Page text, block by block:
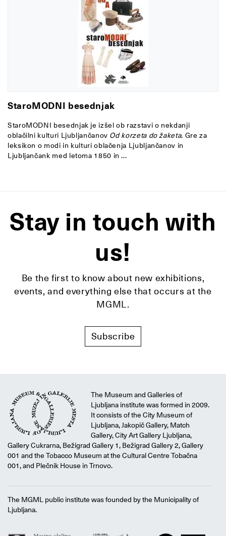
StaroMODNI besednjak
StaroMODNI besednjak je izšel ob razstavi o nekdanji
oblačilni kulturi Ljubljančanov Od korzeta do žaketa. Gre za
leksikon o modi in kulturi oblačenja Ljubljančanov in
Ljubljančank med letoma 1850 in ...
Stay in touch with
us!
Be the first to know about new exhibitions,
events, and everything else that occurs at the
MGML.
Subscribe
The Museum and Galleries of
Ljubljana institute was formed in 2009.
It consists of the City Museum of
Ljubljana, Jakopič Gallery, Match
Gallery, City Art Gallery Ljubljana,
Gallery Cukrarna, Bežigrad Gallery 1, Bežigrad Gallery 2, Gallery
001 and the Tobacco Museum at the Cultural Centre Tobačna
001, and Plečnik House in Trnovo.
The MGML public institute was founded by the Municipality of
Ljubljana.